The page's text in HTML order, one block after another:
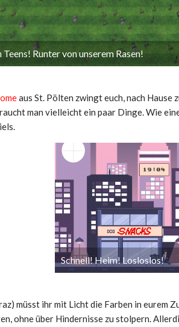
Runter von unserem Rasen!
aus St. Pölten zwingt euch, nach Hause
man vielleicht ein paar Dinge. Wie
Schnell! Heim! Losloslos!
müsst ihr mit Licht die Farben in eurem
ohne über Hindernisse zu stolpern.